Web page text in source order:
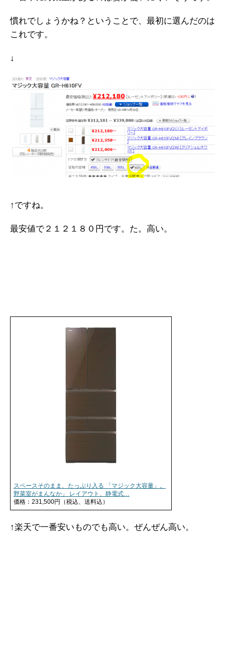
慣れでしょうかね？ということで、最初に選んだのは
これです。
↓
↑ですね。
最安値で２１２１８０円です。た。高い。
スペースそのまま、たっぷり入る 「マジック大容量」。
野菜室がまんなか」 レイアウト、静電式…
価格：231,500円（税込、送料込）
↑楽天で一番安いものでも高い。ぜんぜん高い。